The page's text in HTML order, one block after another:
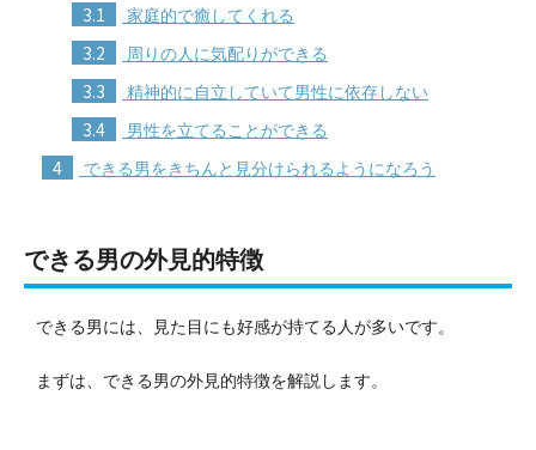
3.1 家庭的で癒してくれる
3.2 周りの人に気配りができる
3.3 精神的に自立していて男性に依存しない
3.4 男性を立てることができる
4 できる男をきちんと見分けられるようになろう
できる男の外見的特徴
できる男には、見た目にも好感が持てる人が多いです。
まずは、できる男の外見的特徴を解説します。